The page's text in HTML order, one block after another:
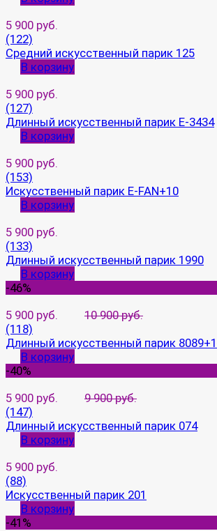
5 900 руб.
(122)
Средний искусственный парик 125
В корзину
5 900 руб.
(127)
Длинный искусственный парик E-3434
В корзину
5 900 руб.
(153)
Искусственный парик E-FAN+10
В корзину
5 900 руб.
(133)
Длинный искусственный парик 1990
В корзину
-46%
5 900 руб.
10 900 руб.
(118)
Длинный искусственный парик
В корзину
-40%
5 900 руб.
9 900 руб.
(147)
Длинный искусственный парик 074
В корзину
5 900 руб.
(88)
Искусственный парик 201
В корзину
-41%